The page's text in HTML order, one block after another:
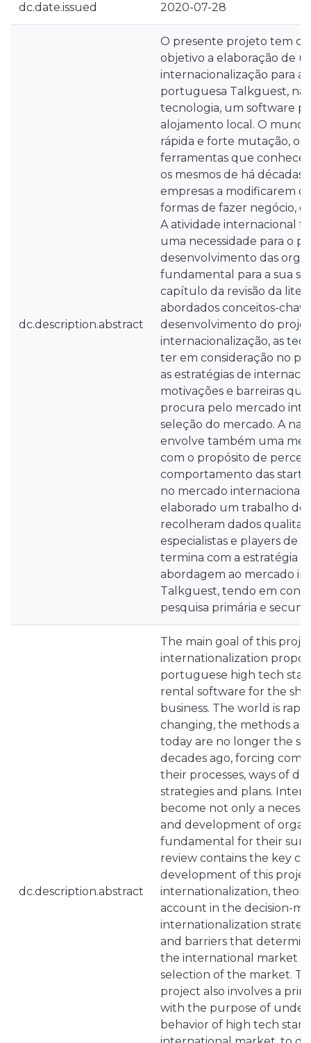
dc.date.issued 2020-07-28
dc.description.abstract
O presente projeto tem
objetivo a elaboração de
internacionalização para a
portuguesa Talkguest, na
tecnologia, um software
alojamento local. O
rápida e forte mutação, os
ferramentas que
os mesmos de há décadas
empresas a modificarem
formas de fazer negócio,
A atividade internacional
uma necessidade para o
desenvolvimento das
fundamental para a sua
capítulo da revisão da
abordados conceitos-
desenvolvimento do
internacionalização, as
ter em consideração no
as estratégias de
motivações e barreiras
procura pelo mercado
seleção do mercado. A
envolve também uma
com o propósito de
comportamento das
no mercado internacional,
elaborado um trabalho de
recolheram dados
especialistas e players de
termina com a estratégia
abordagem ao mercado
Talkguest, tendo em
pesquisa primária e
dc.description.abstract
The main goal of this
internationalization
portuguese high tech
rental software for the
business. The world is
changing, the methods
today are no longer the
decades ago, forcing
their processes, ways of
strategies and plans.
become not only a
and development of
fundamental for their
review contains the key
development of this
internationalization,
account in the decision-
internationalization
and barriers that
the international market
selection of the market.
project also involves a
with the purpose of
behavior of high tech